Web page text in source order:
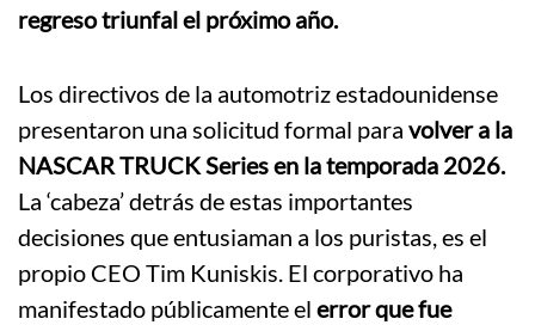
regreso triunfal el próximo año.
Los directivos de la automotriz estadounidense
presentaron una solicitud formal para volver a la
NASCAR TRUCK Series en la temporada 2026.
La ‘cabeza’ detrás de estas importantes
decisiones que entusiaman a los puristas, es el
propio CEO Tim Kuniskis. El corporativo ha
manifestado públicamente el error que fue